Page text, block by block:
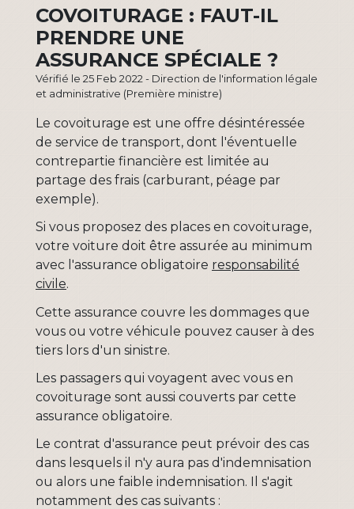
COVOITURAGE : FAUT-IL
PRENDRE UNE
ASSURANCE SPÉCIALE ?
Vérifié le 25 Feb 2022 - Direction de l'information légale
et administrative (Première ministre)
Le covoiturage est une offre désintéressée
de service de transport, dont l'éventuelle
contrepartie financière est limitée au
partage des frais (carburant, péage par
exemple).
Si vous proposez des places en covoiturage,
votre voiture doit être assurée au minimum
avec l'assurance obligatoire responsabilité
civile.
Cette assurance couvre les dommages que
vous ou votre véhicule pouvez causer à des
tiers lors d'un sinistre.
Les passagers qui voyagent avec vous en
covoiturage sont aussi couverts par cette
assurance obligatoire.
Le contrat d'assurance peut prévoir des cas
dans lesquels il n'y aura pas d'indemnisation
ou alors une faible indemnisation. Il s'agit
notamment des cas suivants :